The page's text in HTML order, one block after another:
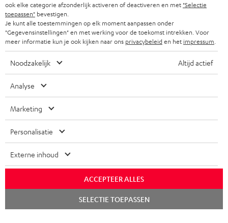
ook elke categorie afzonderlijk activeren of deactiveren en met "Selectie
toepassen" bevestigen.
Je kunt alle toestemmingen op elk moment aanpassen onder
"Gegevensinstellingen" en met werking voor de toekomst intrekken. Voor
meer informatie kun je ook kijken naar ons privacybeleiden het impressum
Noodzakelijk Altijd actief
Analyse
Marketing
Personalisatie
Externe inhoud
ACCEPTEER ALLES
SELECTIE TOEPASSEN